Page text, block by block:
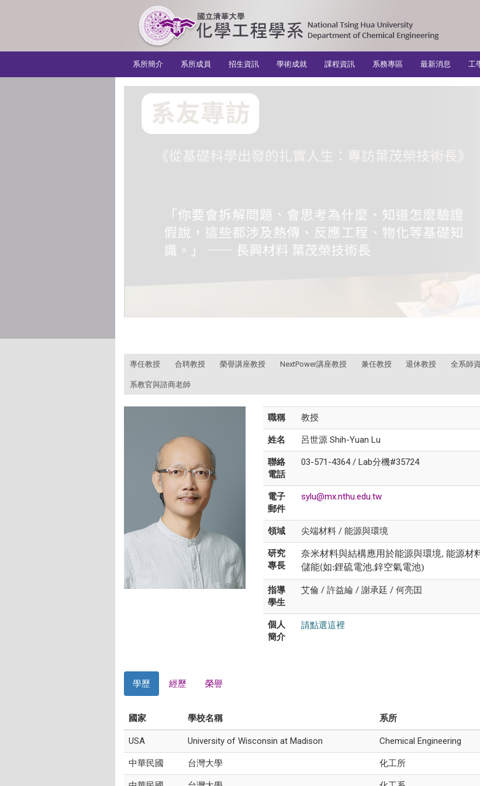
系所簡介
系所成員 招生資訊 學術成就 課程資訊 系務專區 最新消息 工
專任教授 合聘教授 榮譽講座教授 NextPower講座教授 兼任教授 退休教授 全系師
系教官與諮商老師
職稱 教授
姓名 呂世源 Shih-Yuan Lu
聯絡
電話
03-571-4364 / Lab分機#35724
電子
郵件
sylu@mx.nthu.edu.tw
領域 尖端材料 / 能源與環境
研究
專長
奈米材料與結構應用於能源與環境, 能源材
儲能(如:鋰硫電池,鋅空氣電池)
指導
學生
艾倫 / 許益綸 / 謝承廷 / 何亮囯
個人
簡介
請點選這裡
學歷 經歷 榮譽
國家 學校名稱 系所
USA University of Wisconsin at Madison Chemical Engineering
中華民國 台灣大學 化工所